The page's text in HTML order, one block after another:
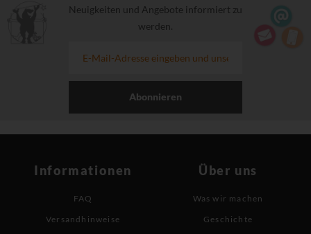
Neuigkeiten und Angebote informiert zu
werden.
Abonnieren
Informationen
FAQ
Versandhinweise
Über uns
Was wir machen
Geschichte